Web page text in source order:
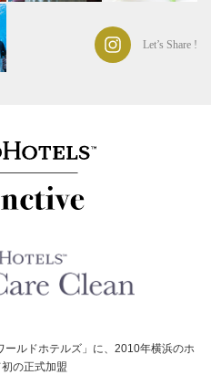
Let’s Share !
ルドホテルズ」に、2010年横浜のホ
の正式加盟